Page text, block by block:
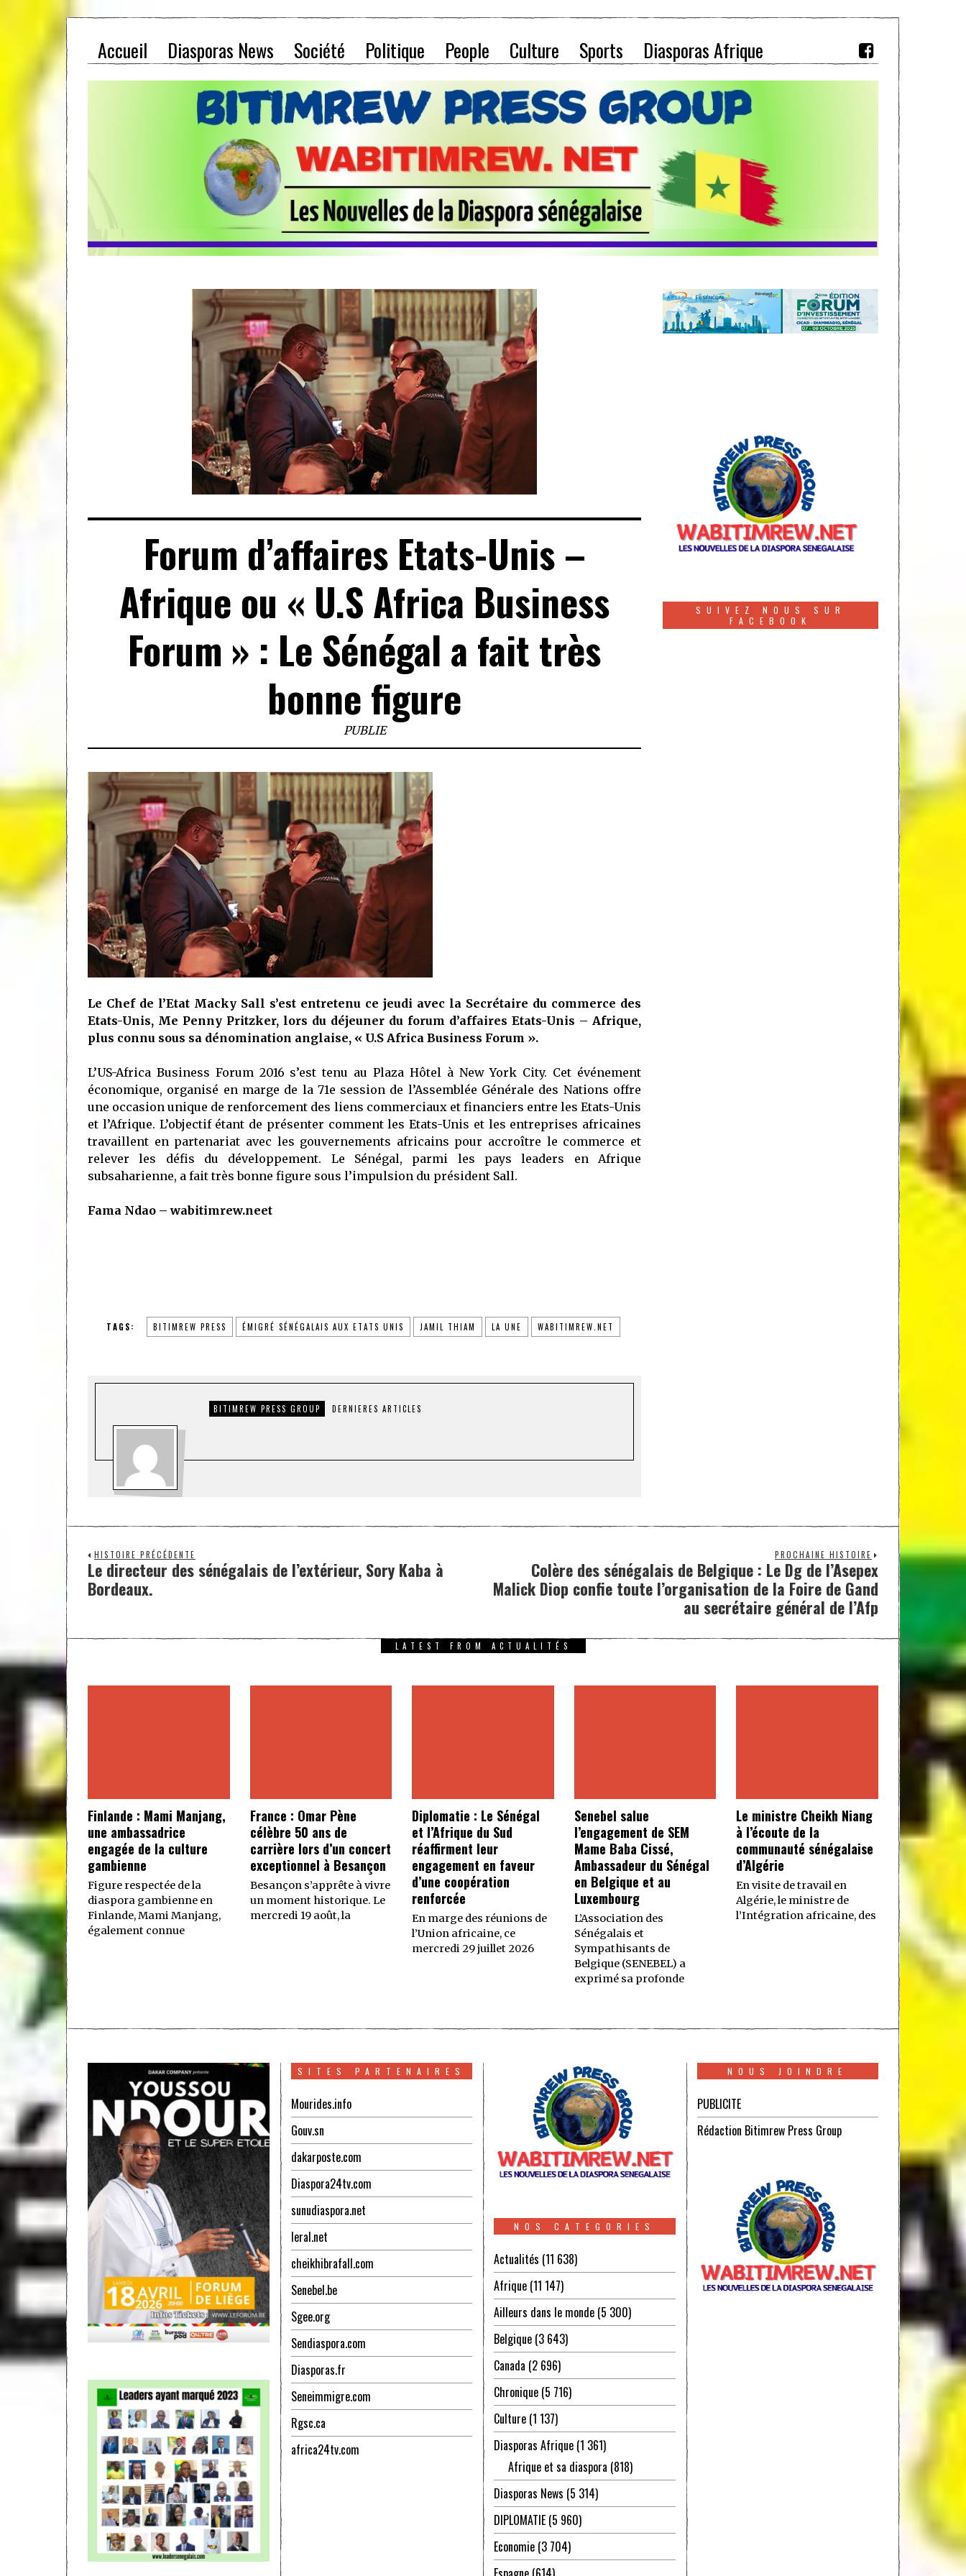
Accueil Diasporas News Société Politique People Culture Sports Diasporas Afrique
Forum d’affaires Etats-Unis –
Afrique ou « U.S Africa Business
Forum » : Le Sénégal a fait très
bonne figure
PUBLIE
Le Chef de l’Etat Macky Sall s’est entretenu ce jeudi avec la Secrétaire du commerce des
Etats-Unis, Me Penny Pritzker, lors du déjeuner du forum d’affaires Etats-Unis – Afrique,
plus connu sous sa dénomination anglaise, « U.S Africa Business Forum ».
L’US-Africa Business Forum 2016 s’est tenu au Plaza Hôtel à New York City. Cet événement
économique, organisé en marge de la 71e session de l’Assemblée Générale des Nations offre
une occasion unique de renforcement des liens commerciaux et financiers entre les Etats-Unis
et l’Afrique. L’objectif étant de présenter comment les Etats-Unis et les entreprises africaines
travaillent en partenariat avec les gouvernements africains pour accroître le commerce et
relever les défis du développement. Le Sénégal, parmi les pays leaders en Afrique
subsaharienne, a fait très bonne figure sous l’impulsion du président Sall.
Fama Ndao – wabitimrew.neet
TAGS: BITIMREW PRESS ÉMIGRÉ SÉNÉGALAIS AUX ETATS UNIS JAMIL THIAM LA UNE WABITIMREW.NET
BITIMREW PRESS GROUP DERNIERES ARTICLES
SUIVEZ NOUS SUR
FACEBOOK
HISTOIRE PRÉCÉDENTE
Le directeur des sénégalais de l’extérieur, Sory Kaba à
Bordeaux.
PROCHAINE HISTOIRE
Colère des sénégalais de Belgique : Le Dg de l’Asepex
Malick Diop confie toute l’organisation de la Foire de Gand
au secrétaire général de l’Afp
LATEST FROM ACTUALITÉS
Finlande : Mami Manjang,
une ambassadrice
engagée de la culture
gambienne
Figure respectée de la
diaspora gambienne en
Finlande, Mami Manjang,
également connue
France : Omar Pène
célèbre 50 ans de
carrière lors d’un concert
exceptionnel à Besançon
Besançon s’apprête à vivre
un moment historique. Le
mercredi 19 août, la
Diplomatie : Le Sénégal
et l’Afrique du Sud
réaffirment leur
engagement en faveur
d’une coopération
renforcée
En marge des réunions de
l’Union africaine, ce
mercredi 29 juillet 2026
Senebel salue
l’engagement de SEM
Mame Baba Cissé,
Ambassadeur du Sénégal
en Belgique et au
Luxembourg
L’Association des
Sénégalais et
Sympathisants de
Belgique (SENEBEL) a
exprimé sa profonde
Le ministre Cheikh Niang
à l’écoute de la
communauté sénégalaise
d’Algérie
En visite de travail en
Algérie, le ministre de
l’Intégration africaine, des
SITES PARTENAIRES
Mourides.info
Gouv.sn
dakarposte.com
Diaspora24tv.com
sunudiaspora.net
leral.net
cheikhibrafall.com
Senebel.be
Sgee.org
Sendiaspora.com
Diasporas.fr
Seneimmigre.com
Rgsc.ca
africa24tv.com
NOS CATEGORIES
Actualités (11 638)
Afrique (11 147)
Ailleurs dans le monde (5 300)
Belgique (3 643)
Canada (2 696)
Chronique (5 716)
Culture (1 137)
Diasporas Afrique (1 361)
Afrique et sa diaspora (818)
Diasporas News (5 314)
DIPLOMATIE (5 960)
Economie (3 704)
NOUS JOINDRE
PUBLICITE
Rédaction Bitimrew Press Group